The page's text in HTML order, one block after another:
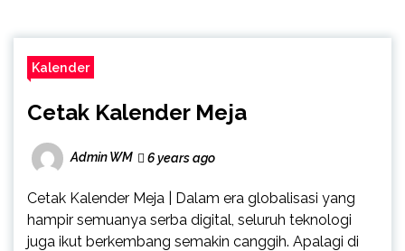
Kalender
Cetak Kalender Meja
Admin WM 6 years ago
Cetak Kalender Meja | Dalam era globalisasi yang
hampir semuanya serba digital, seluruh teknologi
juga ikut berkembang semakin canggih. Apalagi di